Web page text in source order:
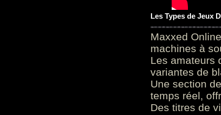
Les Types de Jeux
Maxxed
machines à
Les amateurs
variantes de
Une section
temps réel,
Des titres de